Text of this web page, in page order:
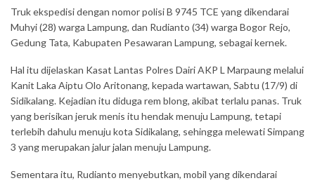
Truk ekspedisi dengan nomor polisi B 9745 TCE yang dikendarai
Muhyi (28) warga Lampung, dan Rudianto (34) warga Bogor Rejo,
Gedung Tata, Kabupaten Pesawaran Lampung, sebagai kernek.
Hal itu dijelaskan Kasat Lantas Polres Dairi AKP L Marpaung melalui
Kanit Laka Aiptu Olo Aritonang, kepada wartawan, Sabtu (17/9) di
Sidikalang. Kejadian itu diduga rem blong, akibat terlalu panas. Truk
yang berisikan jeruk menis itu hendak menuju Lampung, tetapi
terlebih dahulu menuju kota Sidikalang, sehingga melewati Simpang
3 yang merupakan jalur jalan menuju Lampung.
Sementara itu, Rudianto menyebutkan, mobil yang dikendarai